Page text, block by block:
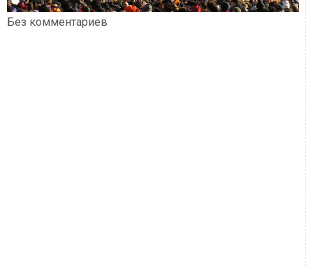
Без комментариев